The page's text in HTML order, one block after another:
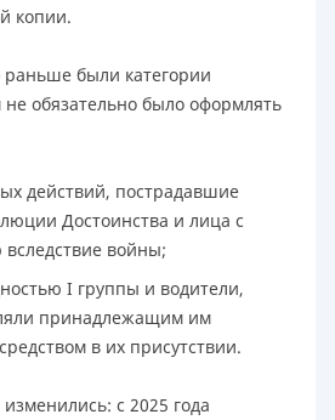
копии.
раньше были категории
обязательно было оформлять
действий, пострадавшие
Достоинства и лица с
войны;
I группы и водители,
принадлежащим им
в их присутствии.
с 2025 года